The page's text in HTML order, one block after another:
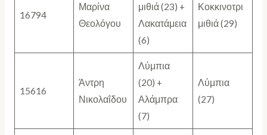
16794
Μαρίνα
Θεολόγου
μιθιά (23) +
Λακατάμεια
(6)
Κοκκινοτρι
μιθιά (29)
15616
Άντρη
Νικολαΐδου
Λύμπια
(20) +
Αλάμπρα
(7)
Λύμπια
(27)